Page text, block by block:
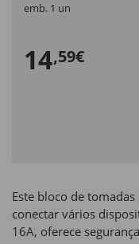
emb. 1 un
14,59€
Este bloco de
conectar vários
16A, oferece